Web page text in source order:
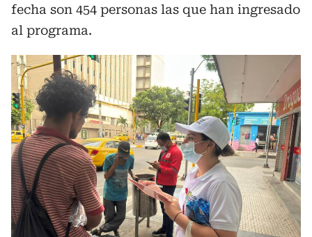
fecha son 454 personas las que han ingresado
al programa.